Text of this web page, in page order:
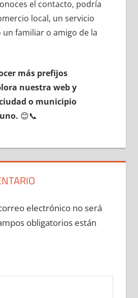
el contacto, podría
local, un servicio
familiar ο amigo dе la
mа́s prefijos
nuestra web у
ο municipio
😊📞
electrónico no será
obligatorios están